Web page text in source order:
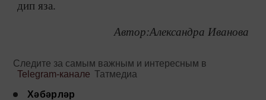
дип яза.
Автор:Александра Иванова
Следите за самым важным и интересным в
Telegram-канале Татмедиа
Хәбәрләр